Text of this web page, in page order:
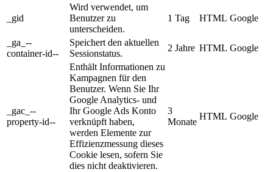
_gid
Wird verwendet, um
Benutzer zu
unterscheiden.
1 Tag HTML Google
_ga_--
container-id--
Speichert den aktuellen
Sessionstatus.
2 Jahre HTML Google
_gac_--
property-id--
Enthält Informationen zu
Kampagnen für den
Benutzer. Wenn Sie Ihr
Google Analytics- und
Ihr Google Ads Konto
verknüpft haben,
werden Elemente zur
Effizienzmessung dieses
Cookie lesen, sofern Sie
dies nicht deaktivieren.
3
Monate
HTML Google